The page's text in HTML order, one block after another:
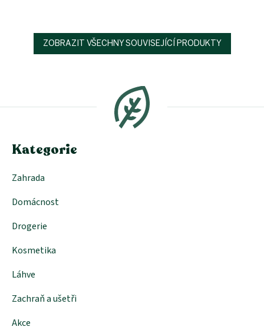
ZOBRAZIT VŠECHNY SOUVISEJÍCÍ PRODUKTY
a
Kategorie
Zahrada
Domácnost
Drogerie
Kosmetika
Láhve
Zachraň a ušetři
Akce